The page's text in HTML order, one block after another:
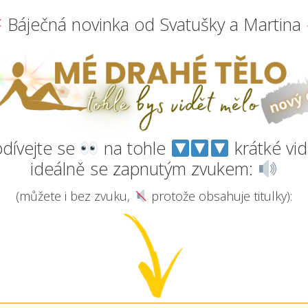
Báječná novinka od Svatušky a Martina
se na tohle
krátké
ideálně se zapnutým zvukem:
(můžete i bez zvuku, protože obsahuje titulky):